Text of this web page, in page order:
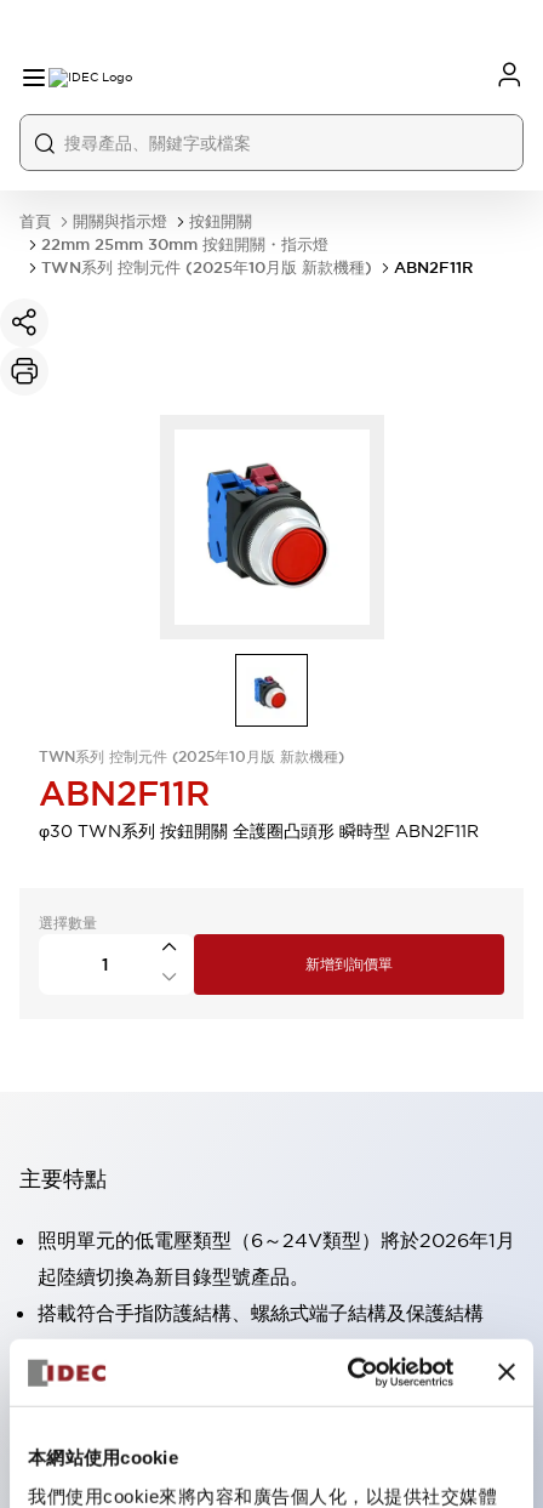
本網站使用cookie
我們使用cookie來將內容和廣告個人化，以提供社交媒體
首頁 開關與指示燈
按鈕開關
22mm 25mm 30mm 按鈕開關・指示燈
TWN系列 控制元件 (2025年10月版 新款機種)
ABN2F11R
TWN系列 控制元件 (2025年10月版 新款機種)
ABN2F11R
φ30 TWN系列 按鈕開關 全護圈凸頭形 瞬時型 ABN2F11R
選擇數量
新增到詢價單
主要特點
照明單元的低電壓類型（6～24V類型）將於2026年1月
起陸續切換為新目錄型號產品。
搭載符合手指防護結構、螺絲式端子結構及保護結構
可搭載高電壓類型的LED燈泡，直接型的額定使用電壓
一顆LED燈泡（LSRD燈泡）即可表現六種顏色。過去分
別為每種顏色設計的LED燈泡，現在可用一顆單色LED